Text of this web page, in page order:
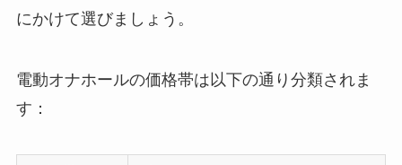
にかけて選びましょう。
電動オナホールの価格帯は以下の通り分類されま
す：